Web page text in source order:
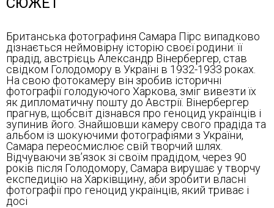
Британська фотографиня Самара Пірс випадково
дізнається неймовірну історію своєї родини: її
прадід, австрієць Александр Вінербергер, став
свідком Голодомору в Україні в 1932-1933 роках.
На свою фотокамеру він зробив історичні
фотографії голодуючого Харкова, зміг вивезти їх
як дипломатичну пошту до Австрії. Вінербергер
прагнув, щобсвіт дізнався про геноцид українців і
зупинив його. Знайшовши камеру свого прадіда та
альбом із шокуючими фотографіями з України,
Самара переосмислює свій творчий шлях.
Відчуваючи зв’язок зі своїм прадідом, через 90
років після Голодомору, Самара вирушає у творчу
експедицію на Харківщину, аби зробити власні
фотографії про геноцид українців, який триває і
досі